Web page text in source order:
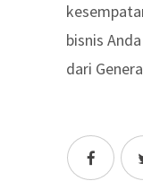
bisnis
dari